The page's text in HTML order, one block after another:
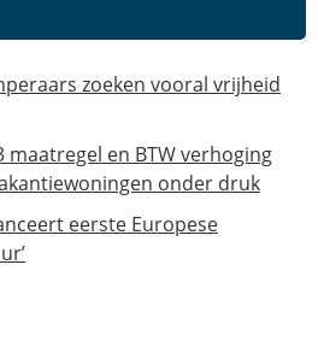
zoeken vooral vrijheid
maatregel en BTW verhoging
onder druk
eerste Europese